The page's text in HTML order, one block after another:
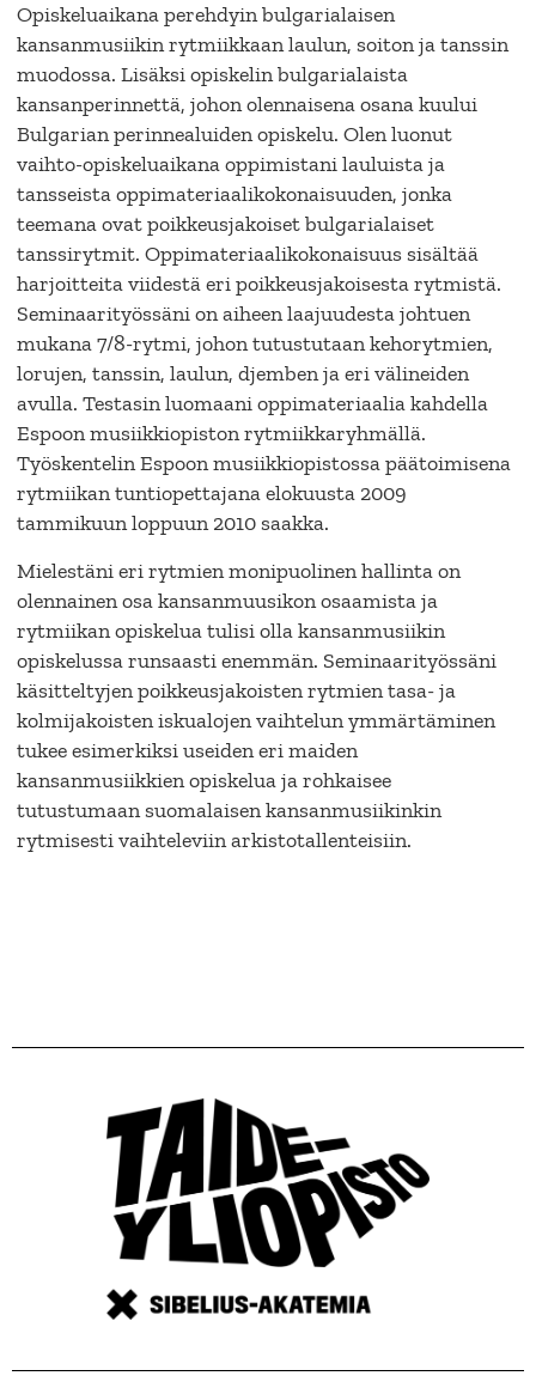
Opiskeluaikana perehdyin bulgarialaisen
kansanmusiikin rytmiikkaan laulun, soiton ja tanssin
muodossa. Lisäksi opiskelin bulgarialaista
kansanperinnettä, johon olennaisena osana kuului
Bulgarian perinnealuiden opiskelu. Olen luonut
vaihto-opiskeluaikana oppimistani lauluista ja
tansseista oppimateriaalikokonaisuuden, jonka
teemana ovat poikkeusjakoiset bulgarialaiset
tanssirytmit. Oppimateriaalikokonaisuus sisältää
harjoitteita viidestä eri poikkeusjakoisesta rytmistä.
Seminaarityössäni on aiheen laajuudesta johtuen
mukana 7/8-rytmi, johon tutustutaan kehorytmien,
lorujen, tanssin, laulun, djemben ja eri välineiden
avulla. Testasin luomaani oppimateriaalia kahdella
Espoon musiikkiopiston rytmiikkaryhmällä.
Työskentelin Espoon musiikkiopistossa päätoimisena
rytmiikan tuntiopettajana elokuusta 2009
tammikuun loppuun 2010 saakka.
Mielestäni eri rytmien monipuolinen hallinta on
olennainen osa kansanmuusikon osaamista ja
rytmiikan opiskelua tulisi olla kansanmusiikin
opiskelussa runsaasti enemmän. Seminaarityössäni
käsitteltyjen poikkeusjakoisten rytmien tasa- ja
kolmijakoisten iskualojen vaihtelun ymmärtäminen
tukee esimerkiksi useiden eri maiden
kansanmusiikkien opiskelua ja rohkaisee
tutustumaan suomalaisen kansanmusiikinkin
rytmisesti vaihteleviin arkistotallenteisiin.